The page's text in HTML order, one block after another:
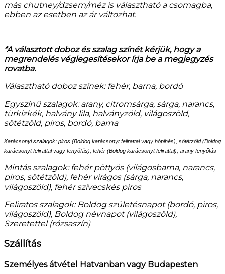
más chutney/dzsem/méz is választható a csomagba,
ebben az esetben az ár változhat.
*A választott doboz és szalag színét kérjük, hogy a
megrendelés véglegesítésekor írja be a megjegyzés
rovatba.
Választható doboz színek: fehér, barna, bordó
Egyszínű szalagok: arany, citromsárga, sárga, narancs,
türkizkék, halvány lila, halványzöld, világoszöld,
sötétzöld, piros, bordó, barna
Karácsonyi szalagok: piros (Boldog karácsonyt felirattal vagy hópihés), sötétzöld (Boldog
karácsonyt felirattal vagy fenyőfás), fehér (Boldog karácsonyt felirattal), arany fenyőfás
Mintás szalagok: fehér pöttyös (világosbarna, narancs,
piros, sötétzöld), fehér virágos (sárga, narancs,
világoszöld), fehér szívecskés piros
Feliratos szalagok: Boldog születésnapot (bordó, piros,
világoszöld), Boldog névnapot (világoszöld),
Szeretettel (rózsaszín)
Szállítás
Személyes átvétel Hatvanban vagy Budapesten